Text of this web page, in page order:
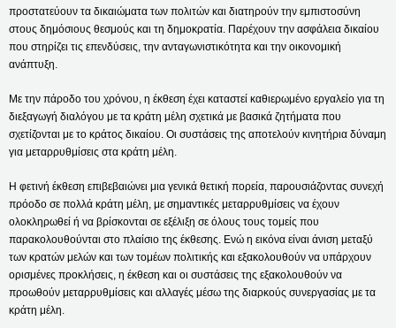
προστατεύουν τα δικαιώματα των πολιτών και διατηρούν την εμπιστοσύνη
στους δημόσιους θεσμούς και τη δημοκρατία. Παρέχουν την ασφάλεια δικαίου
που στηρίζει τις επενδύσεις, την ανταγωνιστικότητα και την οικονομική
ανάπτυξη.
Με την πάροδο του χρόνου, η έκθεση έχει καταστεί καθιερωμένο εργαλείο για τη
διεξαγωγή διαλόγου με τα κράτη μέλη σχετικά με βασικά ζητήματα που
σχετίζονται με το κράτος δικαίου. Οι συστάσεις της αποτελούν κινητήρια δύναμη
για μεταρρυθμίσεις στα κράτη μέλη.
Η φετινή έκθεση επιβεβαιώνει μια γενικά θετική πορεία, παρουσιάζοντας συνεχή
πρόοδο σε πολλά κράτη μέλη, με σημαντικές μεταρρυθμίσεις να έχουν
ολοκληρωθεί ή να βρίσκονται σε εξέλιξη σε όλους τους τομείς που
παρακολουθούνται στο πλαίσιο της έκθεσης. Ενώ η εικόνα είναι άνιση μεταξύ
των κρατών μελών και των τομέων πολιτικής και εξακολουθούν να υπάρχουν
ορισμένες προκλήσεις, η έκθεση και οι συστάσεις της εξακολουθούν να
προωθούν μεταρρυθμίσεις και αλλαγές μέσω της διαρκούς συνεργασίας με τα
κράτη μέλη.